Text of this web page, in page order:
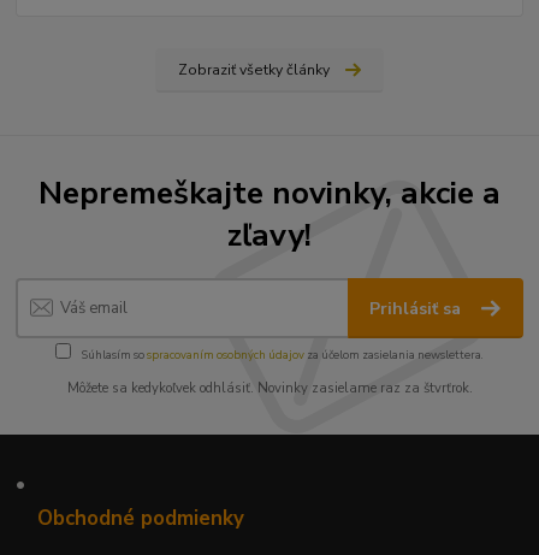
Zobraziť všetky články
Nepremeškajte novinky, akcie a
zľavy!
Prihlásiť sa
Súhlasím sospracovaním osobných údajov za účelom zasielania newslettera.
Môžete sa kedykoľvek odhlásiť. Novinky zasielame raz za štvrťrok.
•
Obchodné podmienky